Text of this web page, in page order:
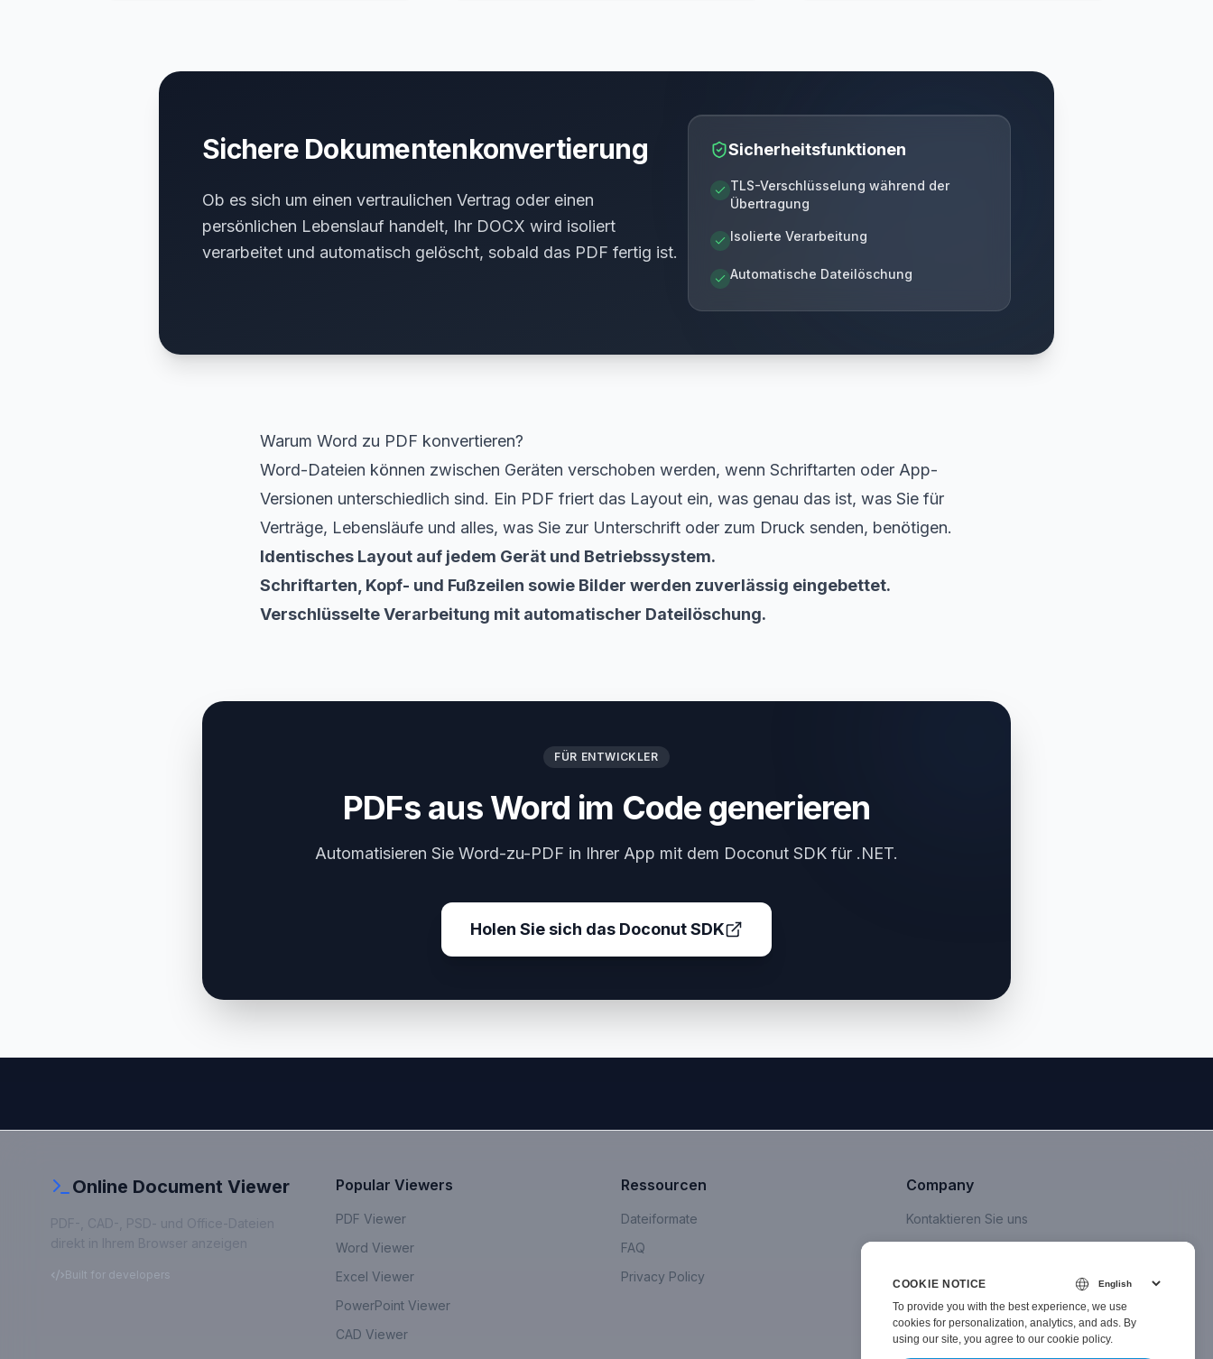
Sichere Dokumentenkonvertierung
Ob es sich um einen vertraulichen Vertrag oder einen
persönlichen Lebenslauf handelt, Ihr DOCX wird isoliert
verarbeitet und automatisch gelöscht, sobald das PDF fertig ist.
Sicherheitsfunktionen
TLS-Verschlüsselung während der
Übertragung
Isolierte Verarbeitung
Automatische Dateilöschung
Warum Word zu PDF konvertieren?
Word-Dateien können zwischen Geräten verschoben werden, wenn Schriftarten oder App-
Versionen unterschiedlich sind. Ein PDF friert das Layout ein, was genau das ist, was Sie für
Verträge, Lebensläufe und alles, was Sie zur Unterschrift oder zum Druck senden, benötigen.
Identisches Layout auf jedem Gerät und Betriebssystem.
Schriftarten, Kopf- und Fußzeilen sowie Bilder werden zuverlässig eingebettet.
Verschlüsselte Verarbeitung mit automatischer Dateilöschung.
FÜR ENTWICKLER
PDFs aus Word im Code generieren
Automatisieren Sie Word-zu-PDF in Ihrer App mit dem Doconut SDK für .NET.
Holen Sie sich das Doconut SDK
Online Document Viewer
PDF-, CAD-, PSD- und Office-Dateien
direkt in Ihrem Browser anzeigen
Built for developers
Popular Viewers
PDF Viewer
Word Viewer
Excel Viewer
PowerPoint Viewer
CAD Viewer
Ressourcen
Dateiformate
FAQ
Privacy Policy
Company
Kontaktieren Sie uns
COOKIE NOTICE
To provide you with the best experience, we use
cookies for personalization, analytics, and ads. By
using our site, you agree to our cookie policy.